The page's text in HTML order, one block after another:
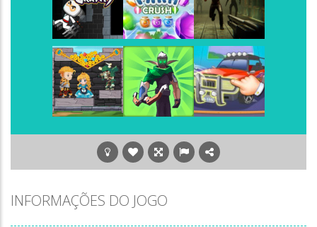
Play Play Play
Play Play Play
INFORMAÇÕES DO JOGO